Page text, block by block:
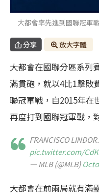
大都會率先進到國聯冠軍
分享 放大字體
大都會在國聯分區系列
滿貫砲，就以4比1擊敗
聯冠軍戰，自2015年在
再度打到國聯冠軍戰，
FRANCISCO
pic.twitter.com/
— MLB (@MLB)
大都會在前兩局就有滿